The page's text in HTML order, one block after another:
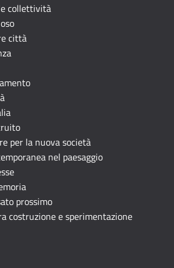
collettività
città
per la nuova società
nel paesaggio
prossimo
costruzione e sperimentazione